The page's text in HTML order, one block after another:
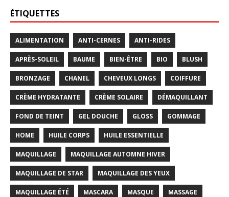
ÉTIQUETTES
ALIMENTATION ANTI-CERNES ANTI-RIDES
APRÈS-SOLEIL BAUME BIEN-ÊTRE BIO BLUSH
BRONZAGE CHANEL CHEVEUX LONGS COIFFURE
CRÈME HYDRATANTE CRÈME SOLAIRE DÉMAQUILLANT
FOND DE TEINT GEL DOUCHE GLOSS GOMMAGE
HOME HUILE CORPS HUILE ESSENTIELLE
MAQUILLAGE MAQUILLAGE AUTOMNE HIVER
MAQUILLAGE DE STAR MAQUILLAGE DES YEUX
MAQUILLAGE ÉTÉ MASCARA MASQUE MASSAGE